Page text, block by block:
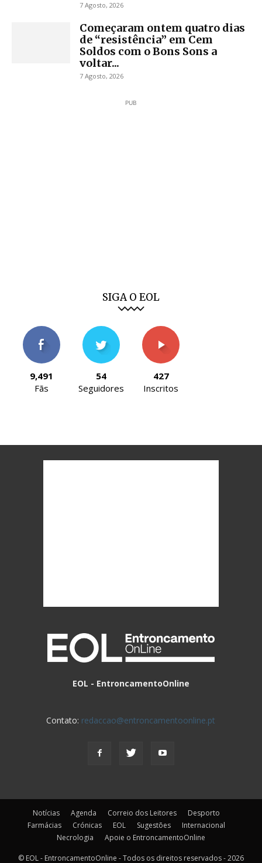
7 Agosto, 2026
Começaram ontem quatro dias
de “resistência” em Cem
Soldos com o Bons Sons a
voltar...
7 Agosto, 2026
PUB
SIGA O EOL
9,491
Fãs
54
Seguidores
427
Inscritos
EOL - EntroncamentoOnline
Contato: redaccao@entroncamentoonline.pt
Notícias Agenda Correio dos Leitores
Desporto
Farmácias
Crónicas EOL Sugestões
Internacional
Necrologia
Apoie o EntroncamentoOnline
© EOL - EntroncamentoOnline - Todos os direitos reservados - 2026